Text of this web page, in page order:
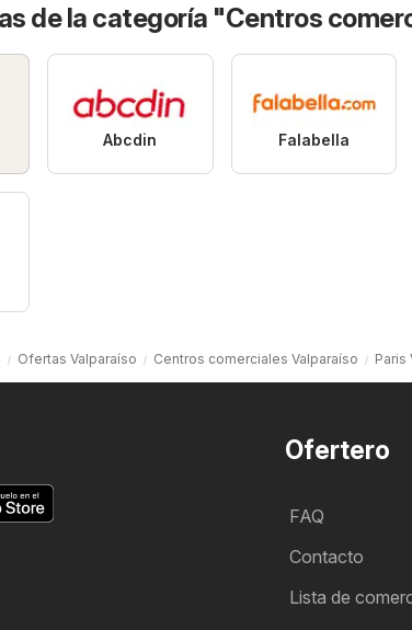
de la categoría "Centros
Abcdin Falabella
Ofertas Valparaíso Centros comerciales Valparaíso Paris
Ofertero
FAQ
Contacto
Lista de